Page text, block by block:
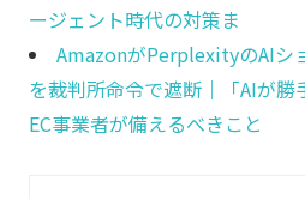
ージェント時代の対策ま
AmazonがPerplexityのAIシ
を裁判所命令で遮断｜「AIが
EC事業者が備えるべきこと